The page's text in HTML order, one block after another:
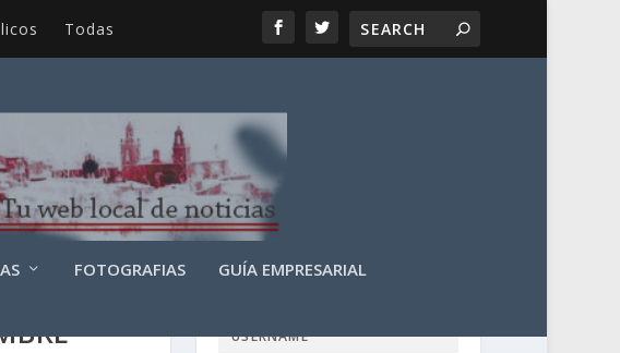
Todas
FOTOGRAFIAS GUÍA EMPRESARIAL
LOGIN USER TTN